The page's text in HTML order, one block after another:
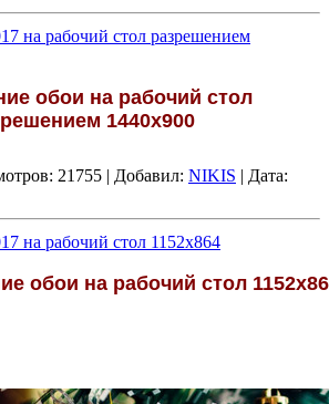
на рабочий стол разрешением
обои на рабочий стол
1440х900
21755 | Добавил: NIKIS | Дата:
на рабочий стол 1152х864
обои на рабочий стол